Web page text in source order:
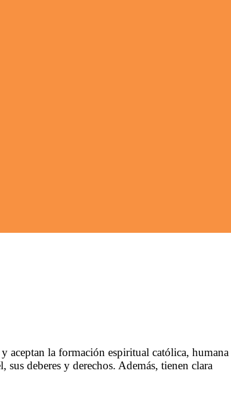
aceptan la formación espiritual católica, humana
deberes y derechos. Además, tienen clara